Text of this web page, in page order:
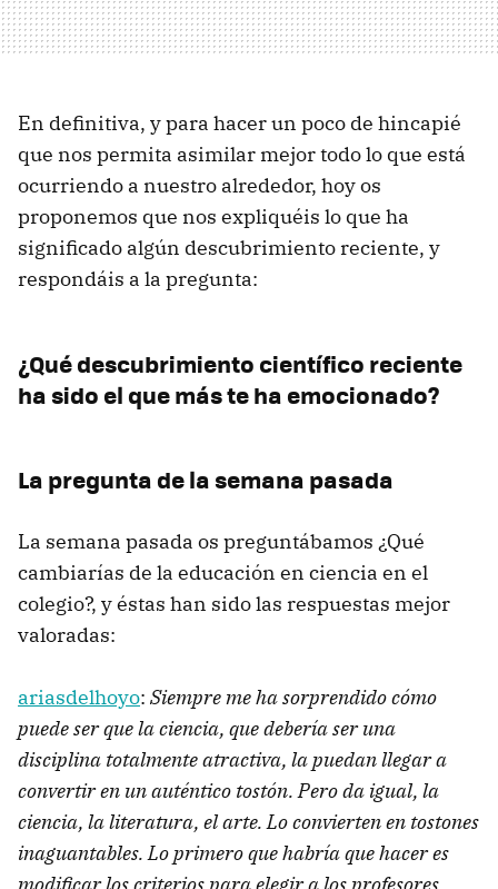
En definitiva, y para hacer un poco de hincapié
que nos permita asimilar mejor todo lo que está
ocurriendo a nuestro alrededor, hoy os
proponemos que nos expliquéis lo que ha
significado algún descubrimiento reciente, y
respondáis a la pregunta:
¿Qué descubrimiento científico reciente
ha sido el que más te ha emocionado?
La pregunta de la semana pasada
La semana pasada os preguntábamos ¿Qué
cambiarías de la educación en ciencia en el
colegio?, y éstas han sido las respuestas mejor
valoradas:
ariasdelhoyo: Siempre me ha sorprendido cómo
puede ser que la ciencia, que debería ser una
disciplina totalmente atractiva, la puedan llegar a
convertir en un auténtico tostón. Pero da igual, la
ciencia, la literatura, el arte. Lo convierten en tostones
inaguantables. Lo primero que habría que hacer es